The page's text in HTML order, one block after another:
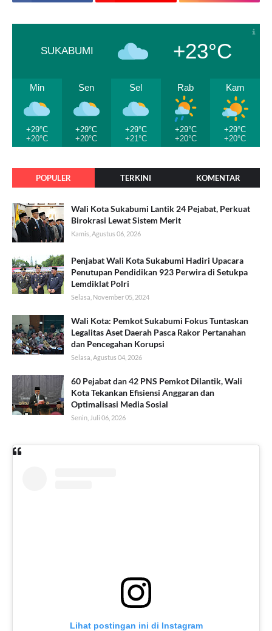
SUKABUMI +23°C
Min
+29°C
+20°C
Sen
+29°C
+20°C
Sel
+29°C
+21°C
Rab
+29°C
+20°C
Kam
+29°C
+20°C
POPULER TERKINI KOMENTAR
Wali Kota Sukabumi Lantik 24 Pejabat, Perkuat
Birokrasi Lewat Sistem Merit
Kamis, Agustus 06, 2026
Penjabat Wali Kota Sukabumi Hadiri Upacara
Penutupan Pendidikan 923 Perwira di Setukpa
Lemdiklat Polri
Selasa, November 05, 2024
Wali Kota: Pemkot Sukabumi Fokus Tuntaskan
Legalitas Aset Daerah Pasca Rakor Pertanahan
dan Pencegahan Korupsi
Selasa, Agustus 04, 2026
60 Pejabat dan 42 PNS Pemkot Dilantik, Wali
Kota Tekankan Efisiensi Anggaran dan
Optimalisasi Media Sosial
Senin, Juli 06, 2026
Lihat postingan ini di Instagram